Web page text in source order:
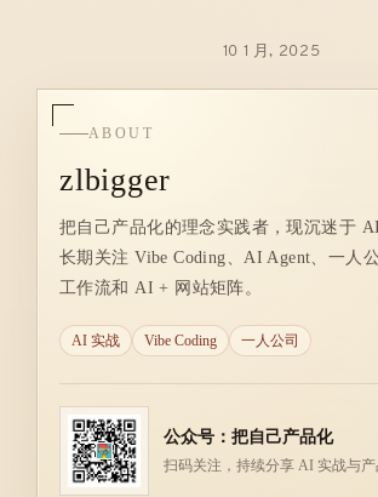
10 1 月, 2025
ABOUT
zlbigger
把自己产品化的理念实践者，现沉迷于
长期关注 Vibe Coding、AI Agent、一人
工作流和 AI + 网站矩阵。
AI 实战 Vibe Coding 一人公司
公众号：把自己产品化
扫码关注，持续分享 AI 实战与产